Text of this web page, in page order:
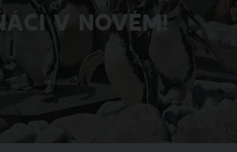
V NOVÉM!